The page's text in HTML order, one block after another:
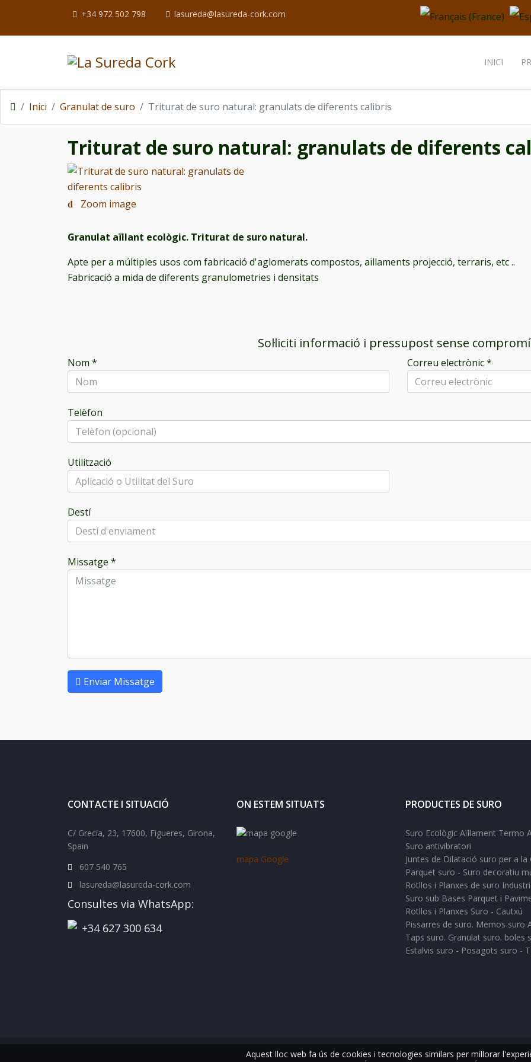
+34 972 502 798 lasureda@lasureda-cork.com Seleccioni el seu idioma
INICI
Inici Granulat de suro Triturat de suro natural: granulats de diferents calibris
Triturat de suro natural: granulats de diferents
Zoom image
Granulat aïllant ecològic. Triturat de suro natural.
Apte per a múltiples usos com fabricació d'aglomerats compostos, aïllaments projecció, terraris, etc ..
Fabricació a mida de diferents granulometries i densitats
Sol·liciti informació i pressupost sense
Nom * Correu electrònic*
Telèfon
Utilització
Destí
Missatge *
Enviar Missatge
CONTACTE I SITUACIÓ
C/ Grecia, 23, 17600, Figueres, Girona,
Spain
607 540 765
lasureda@lasureda-cork.com
Consultes via WhatsApp:
+34 627 300 634
ON ESTEM SITUATS
mapa Google
PRODUCTES DE SURO
Suro Ecològic Aïllament Termo
Suro antivibratori
Juntes de Dilatació suro per a la
Parquet suro - Suro decoratiu
Rotllos i Planxes de suro
Suro sub Bases Parquet i
Rotllos i Planxes Suro - Cautxú
Pissarres de suro. Memos suro
Taps suro. Granulat suro. boles
Estalvis suro - Posagots suro -
Aquest lloc web fa ús de cookies i tecnologies similars per millorar